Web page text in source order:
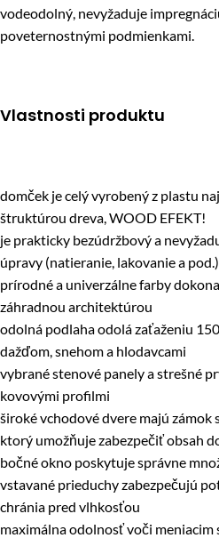
vodeodolný, nevyžaduje
poveternostnými podmienkami.
Vlastnosti produktu
domček je celý vyrobený z plastu
štruktúrou dreva, WOOD EFEKT!
je prakticky bezúdržbový a
úpravy (natieranie, lakovanie a pod.)
prírodné a univerzálne farby
záhradnou architektúrou
odolná podlaha odolá zaťaženiu
dažďom, snehom a hlodavcami
vybrané stenové panely a strešné
kovovými profilmi
široké vchodové dvere majú
ktorý umožňuje zabezpečiť obsah
bočné okno poskytuje správne
vstavané prieduchy zabezpečujú
chránia pred vlhkosťou
maximálna odolnosť voči